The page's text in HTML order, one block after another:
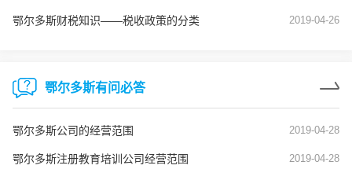
鄂尔多斯财税知识——税收政策的分类 2019-04-26
鄂尔多斯有问必答
鄂尔多斯公司的经营范围 2019-04-28
鄂尔多斯注册教育培训公司经营范围 2019-04-28